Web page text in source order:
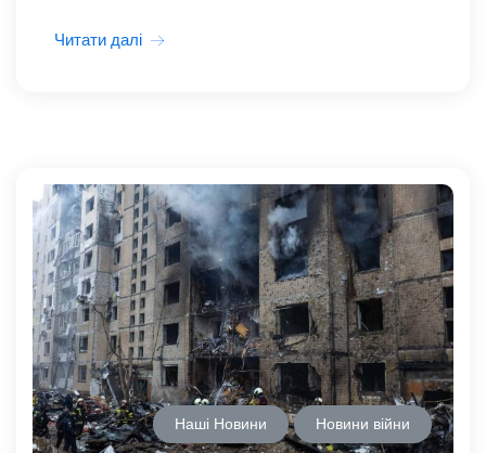
Читати далі
Наші Новини Новини війни